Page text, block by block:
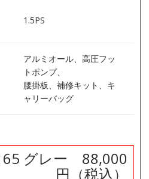
1.5PS
アルミオール、高圧フッ
トポンプ、
腰掛板、補修キット、キ
ャリーバッグ
グレー 88,000
円（税込）